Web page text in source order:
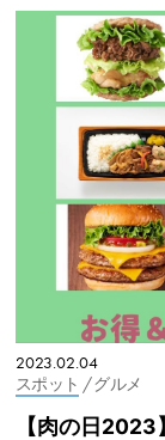
2023.02.04
スポット / グルメ
【肉の日